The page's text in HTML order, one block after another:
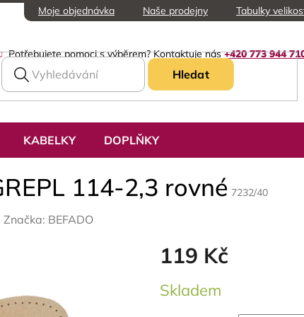
Moje objednávka Naše prodejny Tabulky
Potřebujete pomoci s výběrem? Kontaktuje nás+420 773 944
Hledat
KABELKY DOPLŇKY
114-2,3 rovné 7232/40
Značka: BEFADO
119 Kč
cena:
Skladem